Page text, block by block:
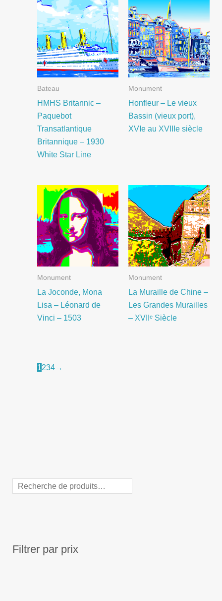
Filtrer par prix
Bateau
HMHS Britannic –
Paquebot
Transatlantique
Britannique – 1930
White Star Line
Monument
Honfleur – Le vieux
Bassin (vieux port),
XVIe au XVIIIe siècle
Monument
La Joconde, Mona
Lisa – Léonard de
Vinci – 1503
Monument
La Muraille de Chine –
Les Grandes Murailles
– XVIIᵉ Siècle
1234→